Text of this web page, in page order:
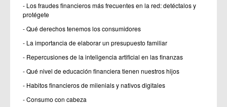
- Los fraudes financieros más frecuentes en la red: detéctalos y
protégete
- Qué derechos tenemos los consumidores
- La importancia de elaborar un presupuesto familiar
- Repercusiones de la inteligencia artificial en las finanzas
- Qué nivel de educación financiera tienen nuestros hijos
- Habitos financieros de milenials y nativos digitales
- Consumo con cabeza